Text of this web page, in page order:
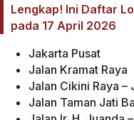
Lengkap! Ini Daftar
pada 17 April 2026
Jakarta Pusat
Jalan Kramat Raya
Jalan Cikini Raya
Jalan Taman Jati